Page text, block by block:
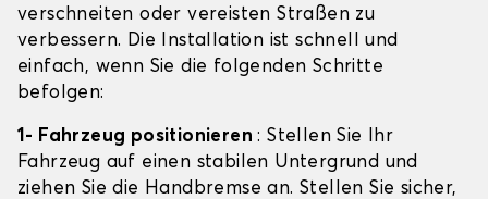
verschneiten oder vereisten Straßen zu
verbessern. Die Installation ist schnell und
einfach, wenn Sie die folgenden Schritte
befolgen:
1- Fahrzeug positionieren: Stellen Sie Ihr
Fahrzeug auf einen stabilen Untergrund und
ziehen Sie die Handbremse an. Stellen Sie sicher,